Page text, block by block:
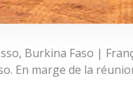
Burkina Faso |
En marge de la